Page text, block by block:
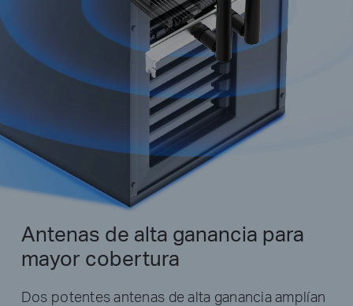
Antenas de alta ganancia para
mayor cobertura
Dos potentes antenas de alta ganancia amplían